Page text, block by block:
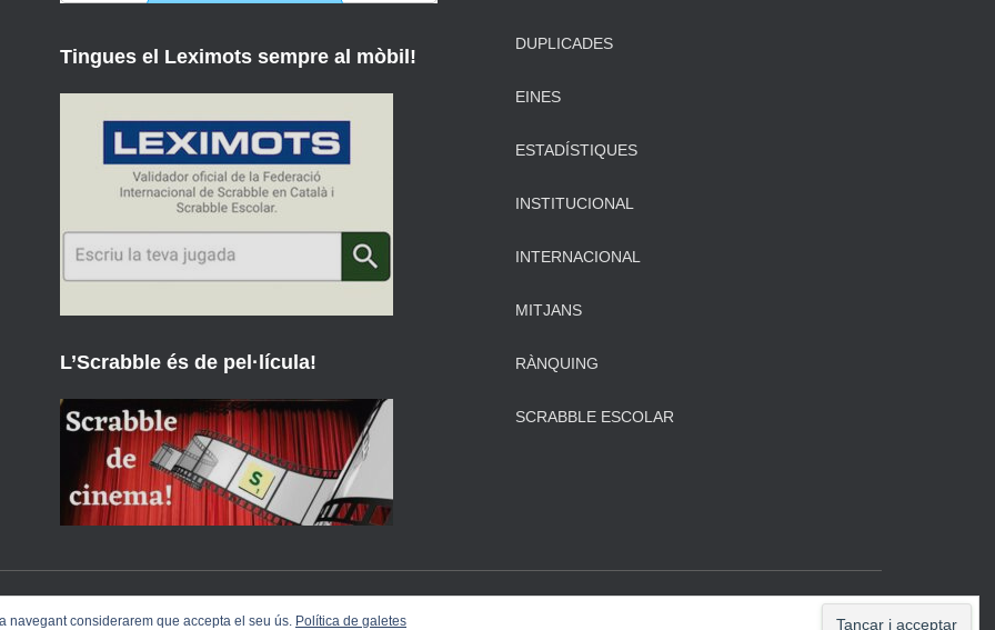
Tingues el Leximots sempre al mòbil!
L’Scrabble és de pel·lícula!
DUPLICADES
EINES
ESTADÍSTIQUES
INSTITUCIONAL
INTERNACIONAL
MITJANS
RÀNQUING
SCRABBLE ESCOLAR
ThemeIsle
navegant considerarem que accepta el seu ús. Política de galetes